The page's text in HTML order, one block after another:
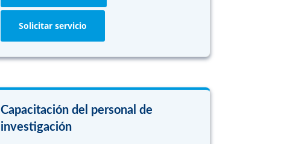
Solicitar servicio
Capacitación del personal de
investigación